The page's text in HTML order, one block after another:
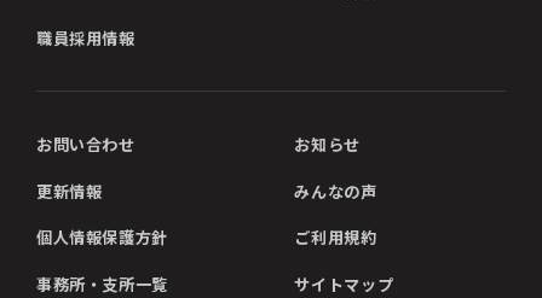
職員採用情報
お問い合わせ お知らせ
更新情報 みんなの声
個人情報保護方針 ご利用規約
事務所・支所一覧 サイトマップ